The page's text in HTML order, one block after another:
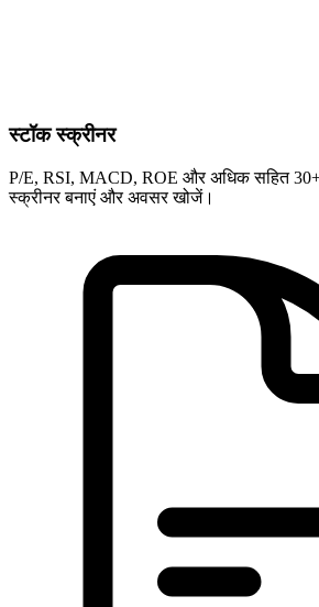
स्टॉक स्क्रीनर
P/E, RSI, MACD, ROE और अधिक सहित
स्क्रीनर बनाएं और अवसर खोजें।